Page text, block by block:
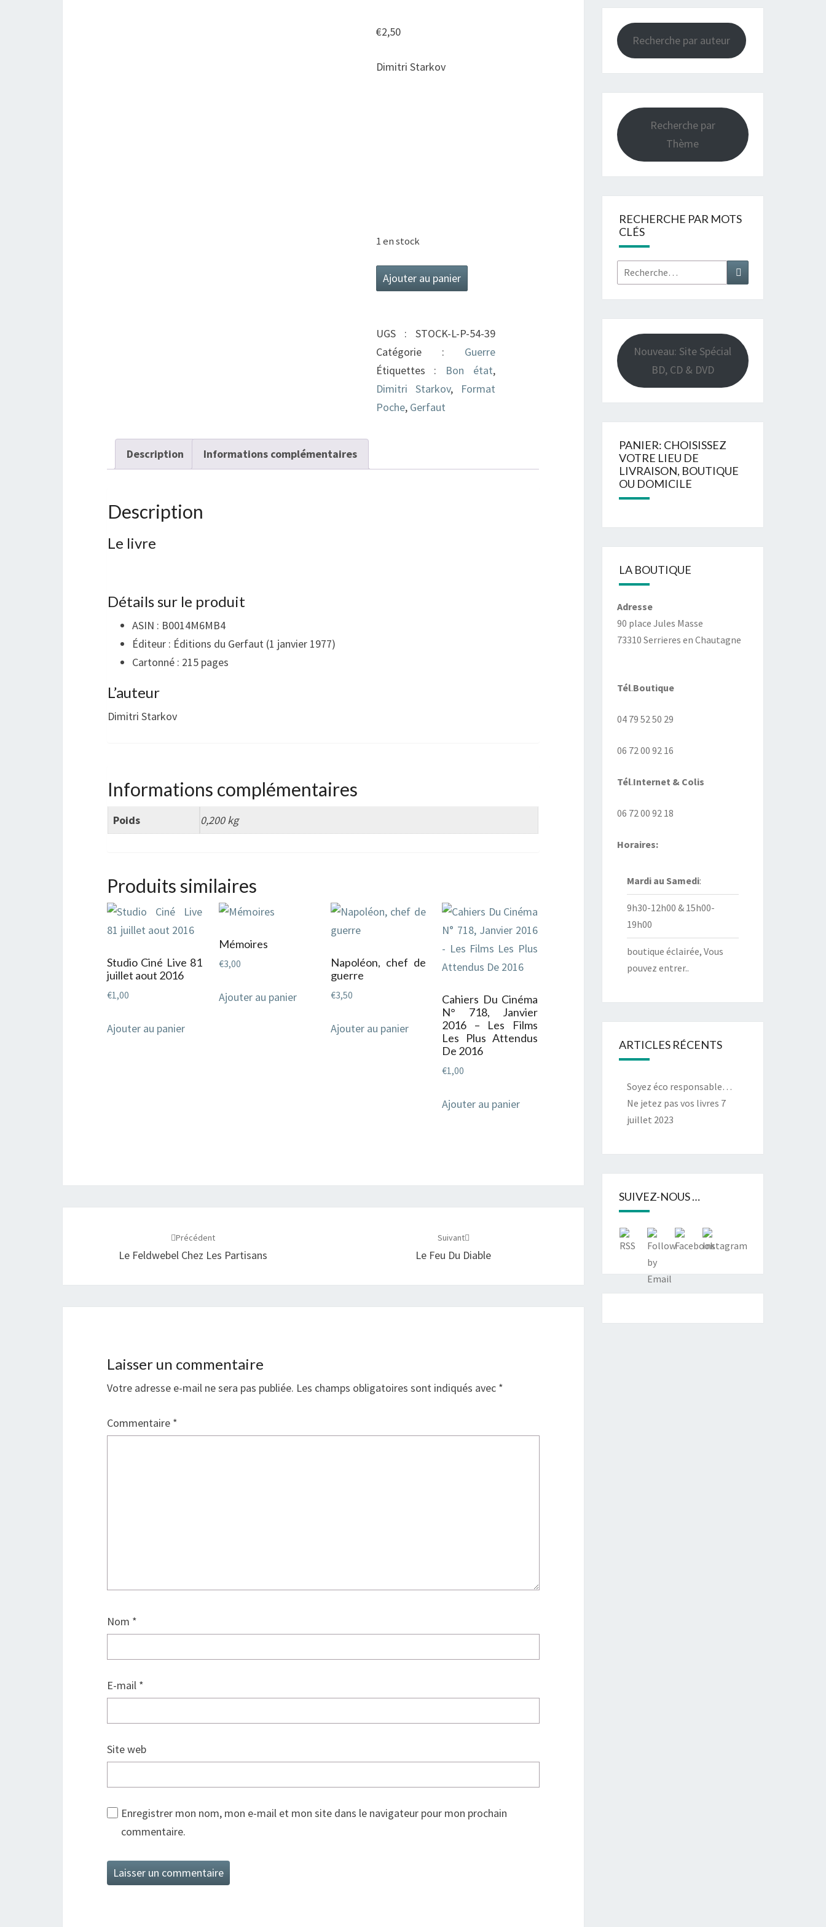
PELOTON€2,50
Dimitri Starkov
1 en stock
quantité
de
Dos
au
peloton
Ajouter au panier
UGS : STOCK-L-P-54-39
Catégorie : Guerre
Étiquettes : Bon état,
Dimitri Starkov,
Format
Poche, Gerfaut
Description Informations complémentaires
Description
Le livre
Détails sur le produit
ASIN : B0014M6MB4
Éditeur : Éditions du Gerfaut (1 janvier 1977)
Cartonné : 215 pages
L’auteur
Dimitri Starkov
Informations complémentaires
Poids 0,200 kg
Produits similaires
Studio Ciné Live 81
juillet aout 2016
€1,00
Ajouter au panier
Mémoires
€3,00
Ajouter au panier
Napoléon, chef de
guerre
€3,50
Ajouter au panier
Cahiers Du Cinéma
N° 718, Janvier
2016 – Les Films
Les Plus Attendus
De 2016
€1,00
Ajouter au panier
Précédent
Le Feldwebel Chez Les Partisans
Suivant
Le Feu Du Diable
Laisser un commentaire
Votre adresse e-mail ne sera pas publiée. Les champs obligatoires sont indiqués avec *
Commentaire *
Nom *
E-mail *
Site web
Enregistrer mon nom, mon e-mail et mon site dans le navigateur pour mon prochain
commentaire.
Recherche par auteur
Recherche par
Thème
RECHERCHE PAR MOTS
CLÉS
Rechercher : Recherche
Nouveau: Site Spécial
BD, CD & DVD
PANIER: CHOISISSEZ
VOTRE LIEU DE
LIVRAISON, BOUTIQUE
OU DOMICILE
LA BOUTIQUE
Adresse
90 place Jules Masse
73310 Serrieres en Chautagne
Tél.Boutique
04 79 52 50 29
06 72 00 92 16
Tél.Internet & Colis
06 72 00 92 18
Horaires:
Mardi au Samedi:
9h30-12h00 & 15h00-
19h00
boutique éclairée, Vous
pouvez entrer..
ARTICLES RÉCENTS
Soyez éco responsable…
Ne jetez pas vos livres 7
juillet 2023
SUIVEZ-NOUS …